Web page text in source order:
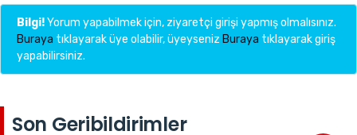
Bilgi!Yorum yapabilmek için, ziyaretçi girişi yapmış olmalısınız.
Buraya tıklayarak üye olabilir, üyeyseniz Buraya tıklayarak giriş
yapabilirsiniz.
Son Geribildirimler